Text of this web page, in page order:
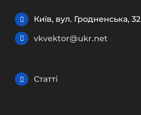
Київ, вул. Гродненська, 32
vkvektor@ukr.net
Статті